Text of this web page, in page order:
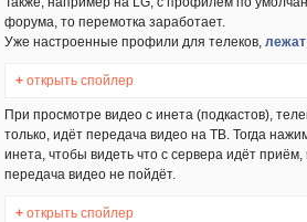
форума, то перемотка заработает.
Уже настроенные профили для телеков,
+ открыть спойлер
При просмотре видео с инета (подкастов),
только, идёт передача видео на ТВ. Тогда
инета, чтобы видеть что с сервера идёт
передача видео не пойдёт.
+ открыть спойлер